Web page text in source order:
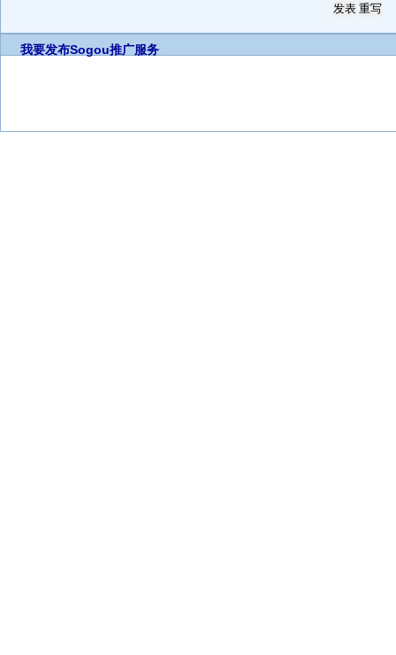
我要发布Sogou推广服务